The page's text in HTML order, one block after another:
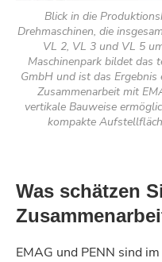
Blick in die
Drehmaschinen, die
VL 2, VL 3 und VL 5
Maschinenpark bildet das
GmbH und ist das Ergebnis
Zusammenarbeit mit
vertikale Bauweise
kompakte
Was schätzen
EMAG und PENN sind